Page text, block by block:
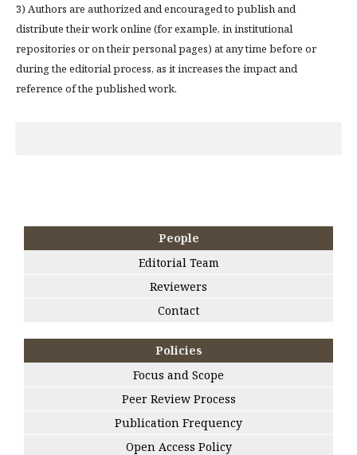
3) Authors are authorized and encouraged to publish and
distribute their work online (for example, in institutional
repositories or on their personal pages) at any time before or
during the editorial process, as it increases the impact and
reference of the published work.
People
Editorial Team
Reviewers
Contact
Policies
Focus and Scope
Peer Review Process
Publication Frequency
Open Access Policy